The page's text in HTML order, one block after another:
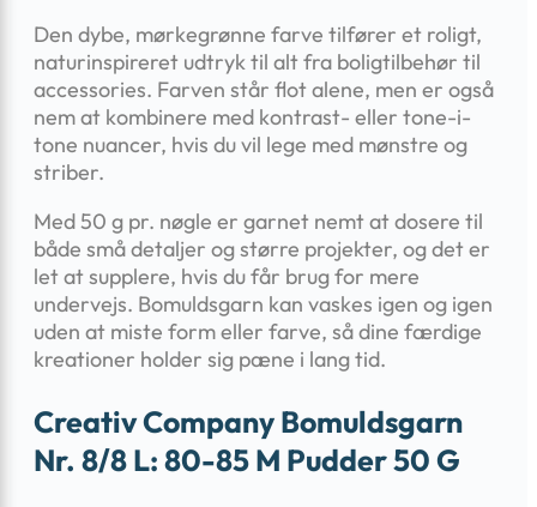
Den dybe, mørkegrønne farve tilfører et roligt,
naturinspireret udtryk til alt fra boligtilbehør til
accessories. Farven står flot alene, men er også
nem at kombinere med kontrast- eller tone-i-
tone nuancer, hvis du vil lege med mønstre og
striber.
Med 50 g pr. nøgle er garnet nemt at dosere til
både små detaljer og større projekter, og det er
let at supplere, hvis du får brug for mere
undervejs. Bomuldsgarn kan vaskes igen og igen
uden at miste form eller farve, så dine færdige
kreationer holder sig pæne i lang tid.
Creativ Company Bomuldsgarn
Nr. 8/8 L: 80-85 M Pudder 50 G